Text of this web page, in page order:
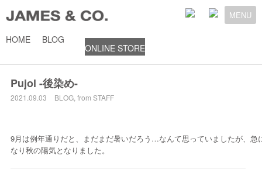
MENU
HOME BLOG
ONLINE STORE
Pujol -後染め-
2021.09.03 BLOG, from STAFF
9月は例年通りだと、まだまだ暑いだろう…なんて思っていましたが、急
なり秋の陽気となりました。